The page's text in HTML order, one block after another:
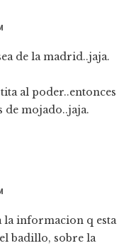
de la madrid..jaja.
al poder..entonces
de mojado..jaja.
la informacion q esta
badillo, sobre la